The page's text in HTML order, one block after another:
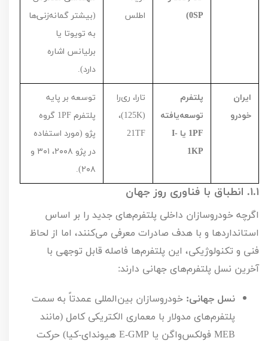
SP
0)
اطلس
(بیشتر گمانه‌زنی‌ها
به تویوتا یا
برلیانس اشاره
دارد).
ایران
خودرو
پلتفرم
توسعه‌یافته
PF1 یا
I-
KP
1
تارا، ری‌را
(
K
125)،
TF
21
توسعه بر پایه
پلتفرم PF
1 گروه
پژو (مورد استفاده
در پژو ۲۰۰۸، ۳۰۱ و
۲۰۸).
۱.۱. انطباق با فناوری روز جهان
اگرچه خودروسازان داخلی پلتفرم‌های جدید را بر اساس
استانداردها و با هدف صادرات معرفی می‌کنند، اما از لحاظ
فنی و تکنولوژیکی، این پلتفرم‌ها فاصله قابل توجهی با
آخرین نسل پلتفرم‌های جهانی دارند:
نسل جهانی: خودروسازان بین‌المللی عمدتاً به سمت
پلتفرم‌های مدولار با معماری الکتریکی کامل (مانند
MEB فولکس‌واگن یا E-GMP هیوندای-کیا) حرکت